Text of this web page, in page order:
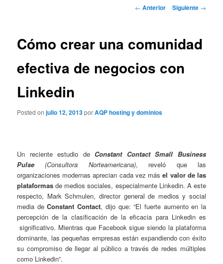
Navegación
← Anterior Siguiente →
Cómo crear una comunidad
efectiva de negocios con
Linkedin
Posted onjulio 12, 2013porAQP hosting y dominios
Un reciente estudio de Constant Contact Small Business
Pulse (Consultora Norteamericana), reveló que las
organizaciones modernas aprecian cada vez más el valor de las
plataformas de medios sociales, especialmente Linkedin. A este
respecto, Mark Schmulen, director general de medios y social
media deConstant Contact, dijo que: “El fuerte aumento en la
percepción de la clasificación de la eficacia para Linkedin es
significativo. Mientras que Facebook sigue siendo la plataforma
dominante, las pequeñas empresas están expandiendo con éxito
su compromiso de llegar al público a través de redes múltiples
como Linkedin”.